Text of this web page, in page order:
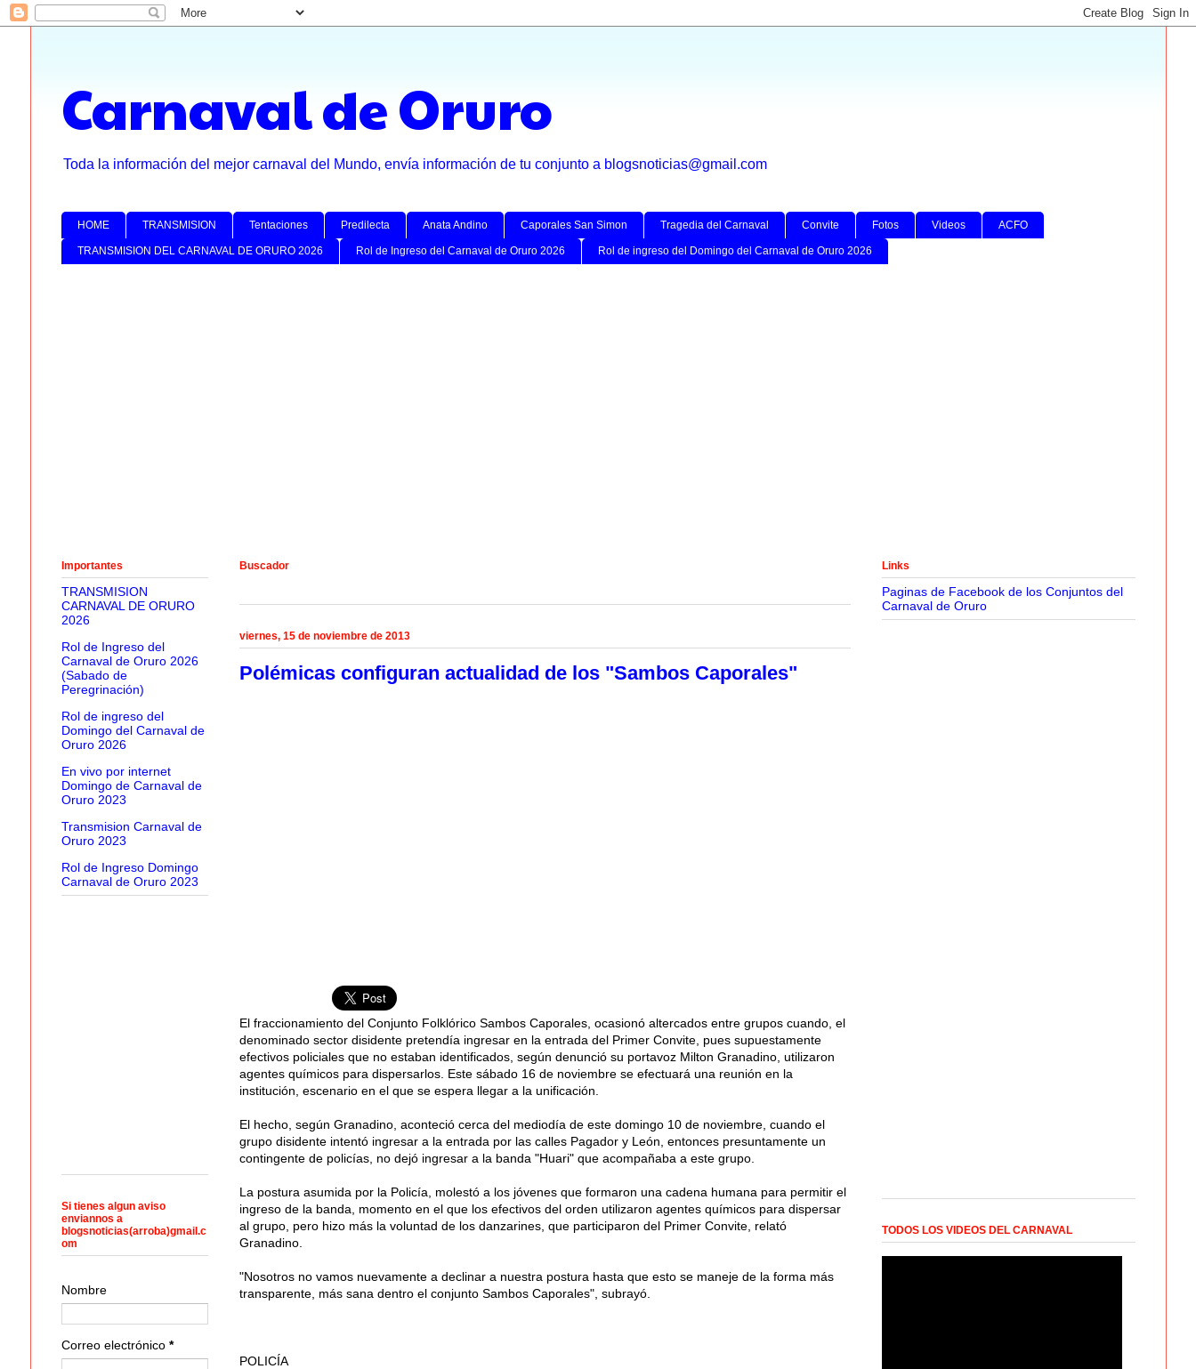
Carnaval de Oruro
Toda la información del mejor carnaval del Mundo, envía información de tu conjunto a blogsnoticias@gmail.com
HOME TRANSMISION Tentaciones Predilecta Anata Andino Caporales San Simon Tragedia del Carnaval Convite Fotos Videos ACFO
TRANSMISION DEL CARNAVAL DE ORURO 2026 Rol de Ingreso del Carnaval de Oruro 2026 Rol de ingreso del Domingo del Carnaval de Oruro 2026
Buscador
viernes, 15 de noviembre de 2013
Polémicas configuran actualidad de los "Sambos Caporales"
El fraccionamiento del Conjunto Folklórico Sambos Caporales, ocasionó altercados entre grupos cuando, el
denominado sector disidente pretendía ingresar en la entrada del Primer Convite, pues supuestamente
efectivos policiales que no estaban identificados, según denunció su portavoz Milton Granadino, utilizaron
agentes químicos para dispersarlos. Este sábado 16 de noviembre se efectuará una reunión en la
institución, escenario en el que se espera llegar a la unificación.
El hecho, según Granadino, aconteció cerca del mediodía de este domingo 10 de noviembre, cuando el
grupo disidente intentó ingresar a la entrada por las calles Pagador y León, entonces presuntamente un
contingente de policías, no dejó ingresar a la banda "Huari" que acompañaba a este grupo.
La postura asumida por la Policía, molestó a los jóvenes que formaron una cadena humana para permitir el
ingreso de la banda, momento en el que los efectivos del orden utilizaron agentes químicos para dispersar
al grupo, pero hizo más la voluntad de los danzarines, que participaron del Primer Convite, relató
Granadino.
"Nosotros no vamos nuevamente a declinar a nuestra postura hasta que esto se maneje de la forma más
transparente, más sana dentro el conjunto Sambos Caporales", subrayó.
POLICÍA
Importantes
TRANSMISION
CARNAVAL DE ORURO
2026
Rol de Ingreso del
Carnaval de Oruro 2026
(Sabado de
Peregrinación)
Rol de ingreso del
Domingo del Carnaval de
Oruro 2026
En vivo por internet
Domingo de Carnaval de
Oruro 2023
Transmision Carnaval de
Oruro 2023
Rol de Ingreso Domingo
Carnaval de Oruro 2023
Si tienes algun aviso
enviannos a
blogsnoticias(arroba)gmail.c
om
Nombre
Correo electrónico *
Links
Paginas de Facebook de los Conjuntos del
Carnaval de Oruro
TODOS LOS VIDEOS DEL CARNAVAL